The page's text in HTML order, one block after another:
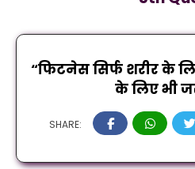
“फिटनेस सिर्फ शरीर के
के लिए भी
SHARE: